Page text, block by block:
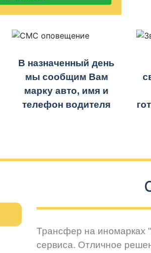
В назначенный день
мы сообщим Вам
марку авто, имя и
телефон водителя
Трансфер на иномарках
сервиса. Отличное